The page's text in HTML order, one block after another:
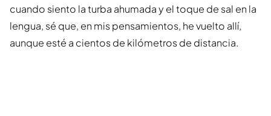
cuando siento la turba ahumada y el toque de sal en la
lengua, sé que, en mis pensamientos, he vuelto allí,
aunque esté a cientos de kilómetros de distancia.